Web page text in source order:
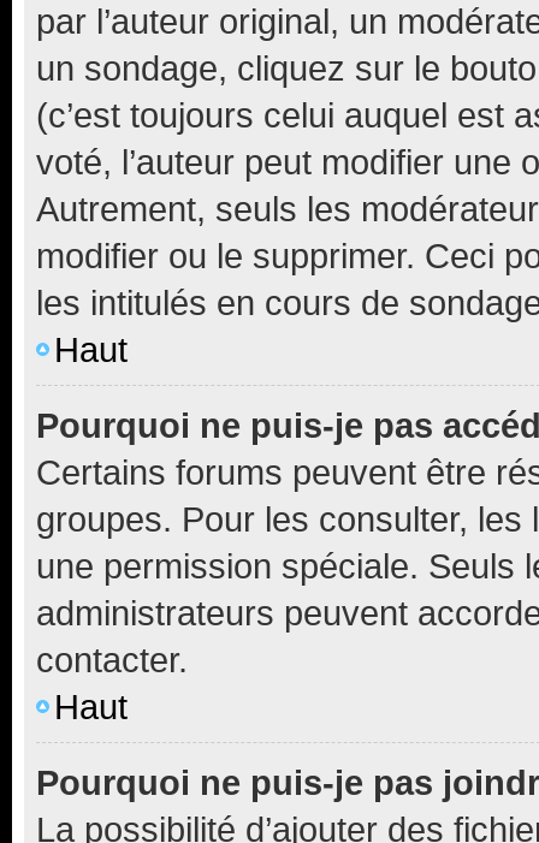
par l’auteur original, un
un sondage, cliquez sur le
(c’est toujours celui auquel est
voté, l’auteur peut modifier une
Autrement, seuls les
modifier ou le supprimer. Ceci
les intitulés en cours de
Haut
Pourquoi ne puis-je pas
Certains forums peuvent être
groupes. Pour les consulter,
une permission spéciale. Seuls
administrateurs peuvent
contacter.
Haut
Pourquoi ne puis-je pas
La possibilité d’ajouter des